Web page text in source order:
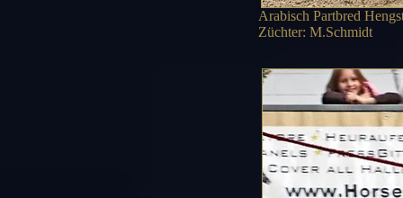
Arabisch Partbred
Züchter: M.Schmidt